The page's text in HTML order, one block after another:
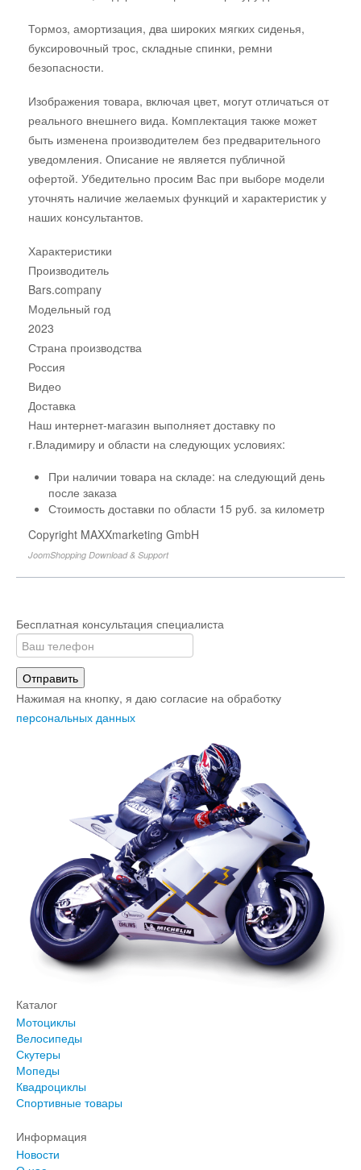
Тормоз, амортизация, два широких мягких сиденья,
буксировочный трос, складные спинки, ремни
безопасности.
Изображения товара, включая цвет, могут отличаться от
реального внешнего вида. Комплектация также может
быть изменена производителем без предварительного
уведомления. Описание не является публичной
офертой. Убедительно просим Вас при выборе модели
уточнять наличие желаемых функций и характеристик у
наших консультантов.
Характеристики
Производитель
Bars.company
Модельный год
2023
Страна производства
Россия
Видео
Доставка
Наш интернет-магазин выполняет доставку по
г.Владимиру и области на следующих условиях:
При наличии товара на складе: на следующий день
после заказа
Стоимость доставки по области 15 руб. за километр
Copyright MAXXmarketing GmbH
JoomShopping Download & Support
Бесплатная консультация специалиста
Отправить
Нажимая на кнопку, я даю согласие на обработку
персональных данных
Каталог
Мотоциклы
Велосипеды
Скутеры
Мопеды
Квадроциклы
Спортивные товары
Информация
Новости